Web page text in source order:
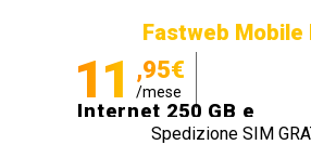
Fastweb Mobile
11 ,95€
/mese
Internet 250 GB e
Minuti illimitati
Spedizione SIM